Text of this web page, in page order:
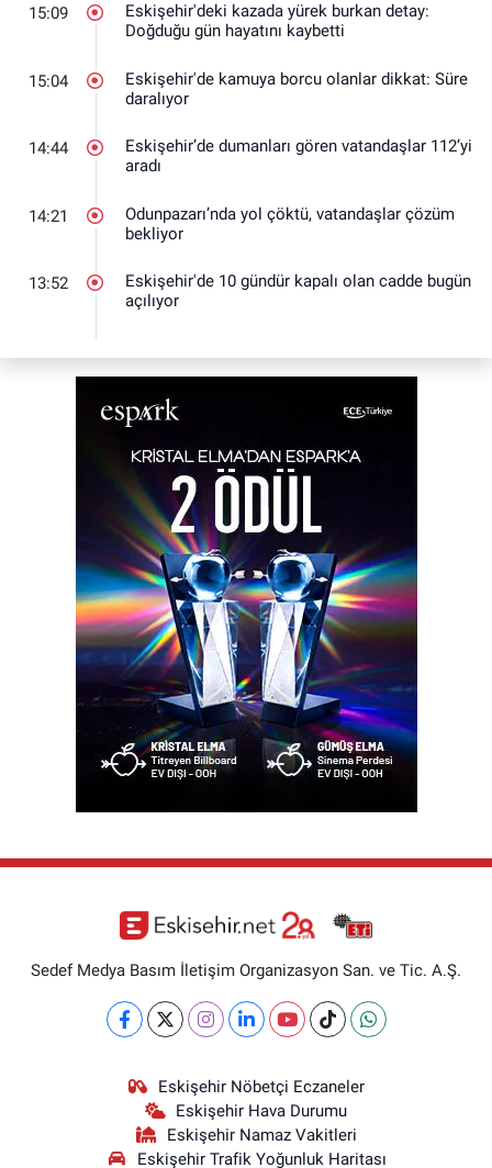
15:09
Eskişehir'deki kazada yürek burkan detay:
Doğduğu gün hayatını kaybetti
15:04
Eskişehir'de kamuya borcu olanlar dikkat: Süre
daralıyor
14:44
Eskişehir’de dumanları gören vatandaşlar 112’yi
aradı
14:21
Odunpazarı’nda yol çöktü, vatandaşlar çözüm
bekliyor
13:52
Eskişehir'de 10 gündür kapalı olan cadde bugün
açılıyor
Sedef Medya Basım İletişim Organizasyon San. ve Tic. A.Ş.
Eskişehir Nöbetçi Eczaneler
Eskişehir Hava Durumu
Eskişehir Namaz Vakitleri
Eskişehir Trafik Yoğunluk Haritası